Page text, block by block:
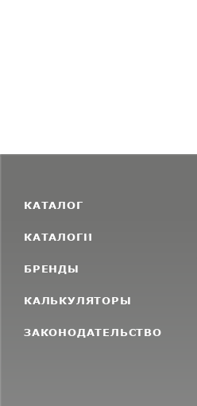
КАТАЛОГ
КАТАЛОГИ
БРЕНДЫ
КАЛЬКУЛЯТОРЫ
ЗАКОНОДАТЕЛЬСТВО